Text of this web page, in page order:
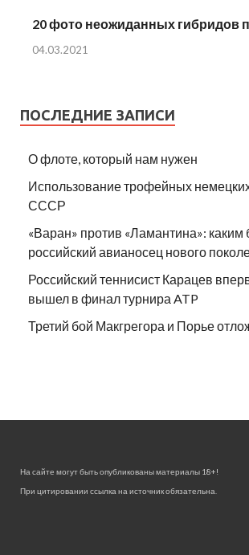
20 фото неожиданных гибридов
04.03.2021
ПОСЛЕДНИЕ ЗАПИСИ
О флоте, который нам нужен
Использование трофейных
СССР
«Варан» против «Ламантина»: каким
российский авианосец нового
Российский теннисист Карацев
вышел в финал турнира ATP
Третий бой Макгрегора и Порье
На сайте могут быть опубликованы материалы 18+!
При цитировании ссылка на источник обязательна.